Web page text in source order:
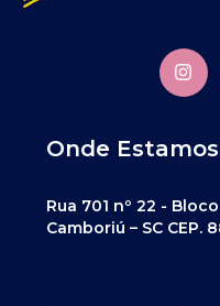
Onde Estamos
Rua 701 nº 22 -
Camboriú – SC CEP.